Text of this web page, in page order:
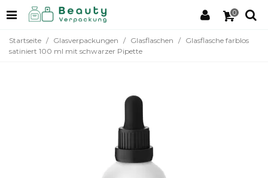
0
Startseite / Glasverpackungen / Glasflaschen / Glasflasche farblos
satiniert 100 ml mit schwarzer Pipette